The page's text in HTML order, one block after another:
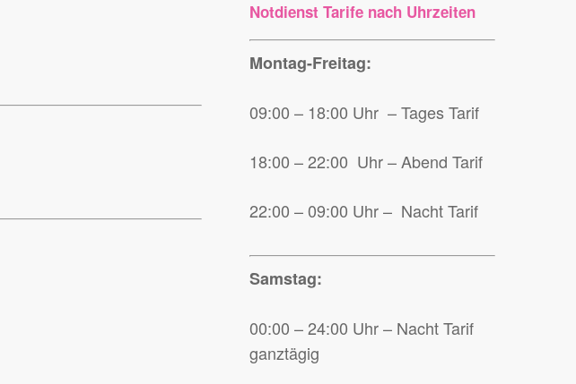
Notdienst Tarife nach Uhrzeiten
Montag-Freitag:
09:00 – 18:00 Uhr – Tages Tarif
18:00 – 22:00 Uhr – Abend Tarif
22:00 – 09:00 Uhr – Nacht Tarif
Samstag:
00:00 – 24:00 Uhr – Nacht Tarif
ganztägig